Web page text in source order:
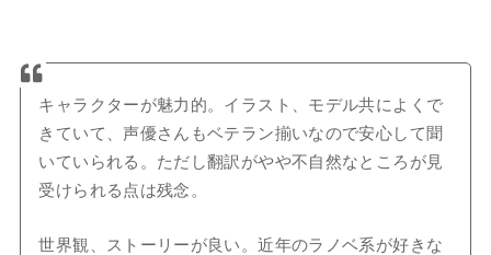
キャラクターが魅力的。イラスト、モデル共によくで
きていて、声優さんもベテラン揃いなので安心して聞
いていられる。ただし翻訳がやや不自然なところが見
受けられる点は残念。
世界観、ストーリーが良い。近年のラノベ系が好きな